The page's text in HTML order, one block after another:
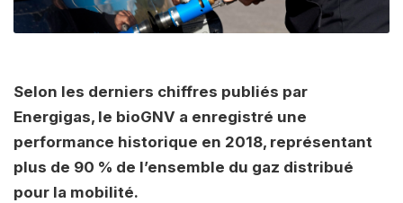
Selon les derniers chiffres publiés par
Energigas, le bioGNV a enregistré une
performance historique en 2018, représentant
plus de 90 % de l’ensemble du gaz distribué
pour la mobilité.